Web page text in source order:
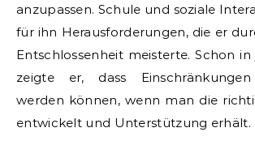
anzupassen. Schule und soziale
für ihn Herausforderungen, die er
Entschlossenheit meisterte. Schon
zeigte er, dass
werden können, wenn man die
entwickelt und Unterstützung erhält.